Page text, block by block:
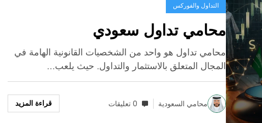
التداول والفوركس
محامي تداول سعودي
محامي تداول هو واحد من الشخصيات القانونية الهامة في
المجال المتعلق بالاستثمار والتداول. حيث يلعب…
محامي السعودية 0 تعليقات قراءة المزيد